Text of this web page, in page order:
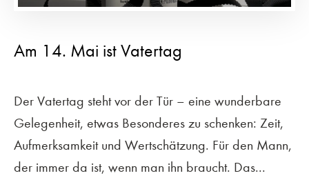
Am 14. Mai ist Vatertag
Der Vatertag steht vor der Tür – eine wunderbare
Gelegenheit, etwas Besonderes zu schenken: Zeit,
Aufmerksamkeit und Wertschätzung. Für den Mann,
der immer da ist, wenn man ihn braucht. Das...